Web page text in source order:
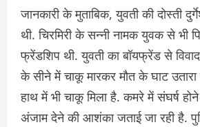
जानकारी के मुताबिक, युवती की दोस्ती
थी. चिरमिरी के सन्नी नामक युवक से भी
फ्रेंडशिप थी. युवती का बॉयफ्रेंड से
के सीने में चाकू मारकर मौत के घाट
हाथ में भी चाकू मिला है. कमरे में संघर्ष
अंजाम देने की आशंका जताई जा रही है.